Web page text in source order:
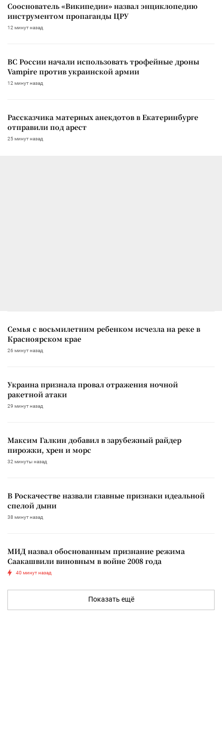
Сооснователь «Википедии» назвал энциклопедию
инструментом пропаганды ЦРУ
12 минут назад
ВС России начали использовать трофейные дроны
Vampire против украинской армии
12 минут назад
Рассказчика матерных анекдотов в Екатеринбурге
отправили под арест
25 минут назад
Семья с восьмилетним ребенком исчезла на реке в
Красноярском крае
26 минут назад
Украина признала провал отражения ночной
ракетной атаки
29 минут назад
Максим Галкин добавил в зарубежный райдер
пирожки, хрен и морс
32 минуты назад
В Роскачестве назвали главные признаки идеальной
спелой дыни
38 минут назад
МИД назвал обоснованным признание режима
Саакашвили виновным в войне 2008 года
40 минут назад
Показать ещё